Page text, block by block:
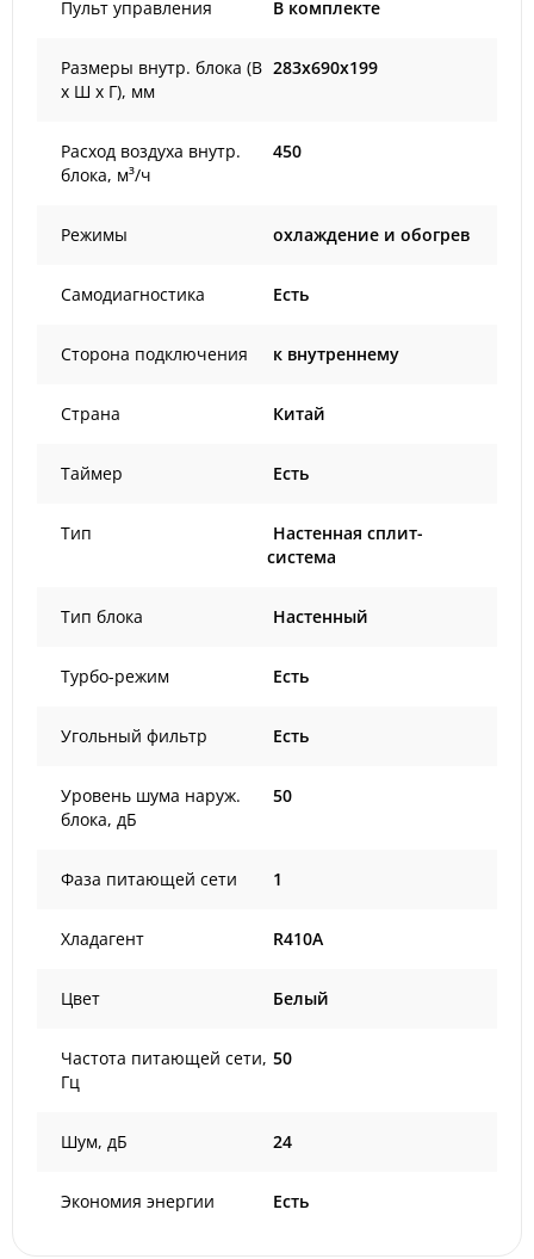
Пульт управления В комплекте
Размеры внутр. блока (В
х Ш х Г), мм
283x690x199
Расход воздуха внутр.
блока, м³/ч
450
Режимы охлаждение и обогрев
Самодиагностика Есть
Сторона подключения к внутреннему
Страна Китай
Таймер Есть
Тип
Настенная сплит-
система
Тип блока Настенный
Турбо-режим Есть
Угольный фильтр Есть
Уровень шума наруж.
блока, дБ
50
Фаза питающей сети 1
Хладагент R410A
Цвет Белый
Частота питающей сети,
Гц
50
Шум, дБ 24
Экономия энергии Есть